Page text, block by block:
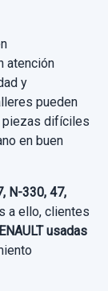
atención
y
pueden
piezas difíciles
en buen
N-330, 47,
a ello, clientes
usadas